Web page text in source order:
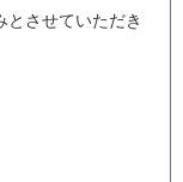
させていただき